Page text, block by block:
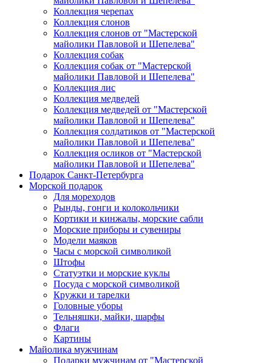
Коллекция черепах
Коллекция слонов
Коллекция слонов от "Мастерской
майолики Павловой и Шепелева"
Коллекция собак
Коллекция собак от "Мастерской
майолики Павловой и Шепелева"
Коллекция лис
Коллекция медведей
Коллекция медведей от "Мастерской
майолики Павловой и Шепелева"
Коллекция солдатиков от "Мастерской
майолики Павловой и Шепелева"
Коллекция осликов от "Мастерской
майолики Павловой и Шепелева"
Подарок Санкт-Петербурга
Морской подарок
Для мореходов
Рынды, гонги и колокольчики
Кортики и кинжалы, морские сабли
Морские приборы и сувениры
Модели маяков
Часы с морской символикой
Штофы
Статуэтки и морские куклы
Посуда с морской символикой
Кружки и тарелки
Головные уборы
Тельняшки, майки, шарфы
Флаги
Картины
Майолика мужчинам
Подарки мужчинам от "Мастерской